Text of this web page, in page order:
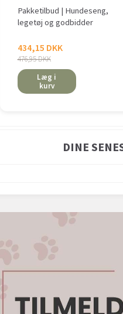
Pakketilbud | Hundeseng,
legetøj og godbidder
434,15 DKK
476,95 DKK
Læg i
kurv
DINE